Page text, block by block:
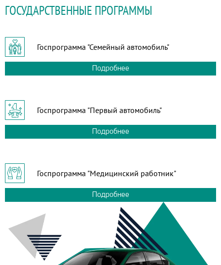
ГОСУДАРСТВЕННЫЕ ПРОГРАММЫ
Госпрограмма "Семейный автомобиль"
Подробнее
Госпрограмма "Первый автомобиль"
Подробнее
Госпрограмма "Медицинский работник"
Подробнее